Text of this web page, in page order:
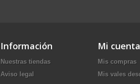
Información
Nuestras tiendas
Aviso legal
Mi cuenta
Mis compras
Mis vales